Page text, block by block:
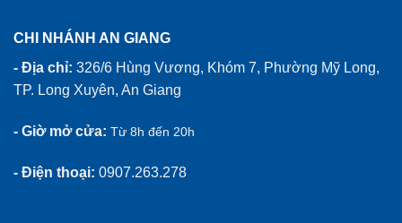
CHI NHÁNH AN GIANG
- Địa chỉ: 326/6 Hùng Vương, Khóm 7, Phường Mỹ Long,
TP. Long Xuyên, An Giang
- Giờ mở cửa: Từ 8h đến 20h
- Điện thoại: 0907.263.278